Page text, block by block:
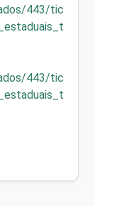
443/tic
443/tic